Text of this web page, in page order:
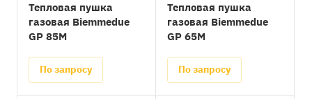
Тепловая пушка
газовая Biemmedue
GP 85M
По запросу
Тепловая пушка
газовая Biemmedue
GP 65M
По запросу